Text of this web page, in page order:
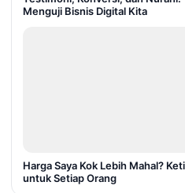
Menguji Bisnis Digital Kita
Harga Saya Kok Lebih Mahal?
untuk Setiap Orang